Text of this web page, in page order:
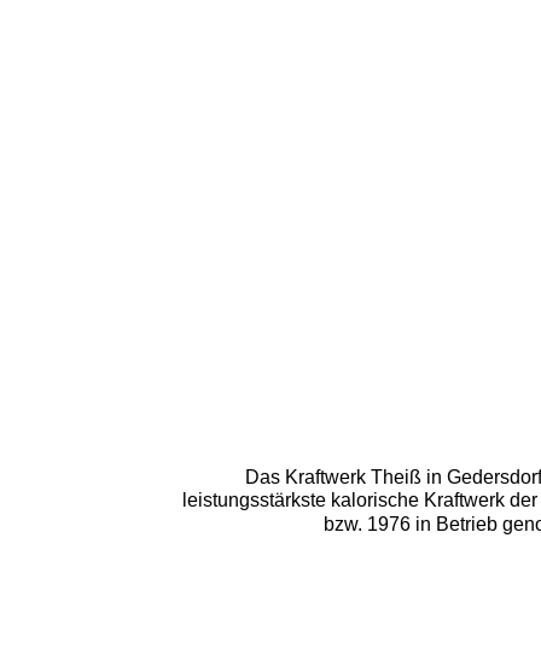
Das Kraftwerk Theiß in
leistungsstärkste kalorische Kraftwerk
bzw. 1976 in Betrieb